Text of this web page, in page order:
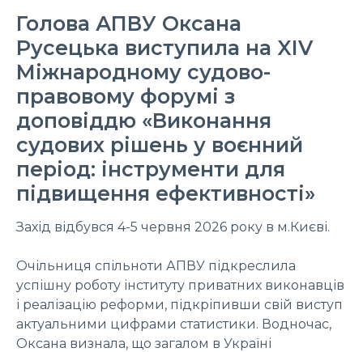
Голова АПВУ Оксана
Русецька виступила на XІV
Міжнародному судово-
правовому форумі з
доповіддю «Виконання
судових рішень у воєнний
період: інструменти для
підвищення ефективності»
Захід відбувся 4-5 червня 2026 року в м.Києві.
Очільниця спільноти АПВУ підкреслила
успішну роботу інституту приватних виконавців
і реалізацію реформи, підкріпивши свій виступ
актуальними цифрами статистики. Водночас,
Оксана визнала, що загалом в Україні